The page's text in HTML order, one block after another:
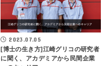
2023.07.05
[博士の生き方]江崎グリコの研究者
に聞く、アカデミアから民間企業